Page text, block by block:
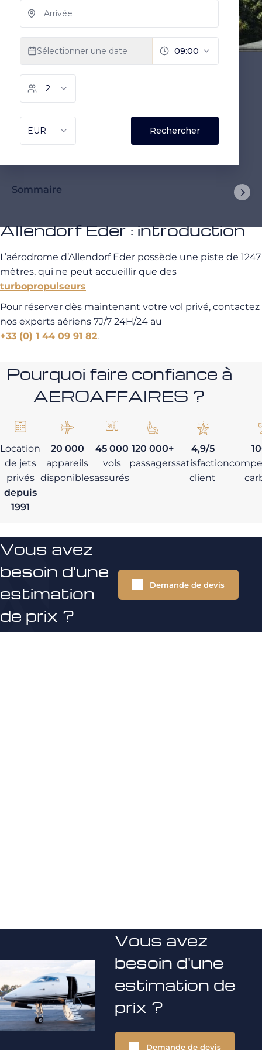
Sommaire
Allendorf Eder : introduction
L’aérodrome d’Allendorf Eder possède une piste de 1247
mètres, qui ne peut accueillir que des
turbopropulseurs
Pour réserver dès maintenant votre vol privé, contactez
nos experts aériens 7J/7 24H/24 au
+33 (0) 1 44 09 91 82.
Pourquoi faire confiance à
AEROAFFAIRES ?
Location
de jets
privés
depuis
1991
20 000
appareils
disponibles
45 000
vols
assurés
120 000+
passagers
4,9/5
satisfaction
client
Vous avez
besoin d'une
estimation
de prix ?
Demande de devis
Vous avez
besoin d'une
estimation de
prix ?
Demande de devis